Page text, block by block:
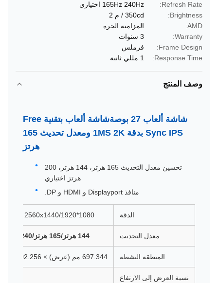
Refresh Rate:
165Hz 240Hz اختياري
Brightness:
350cd / م 2
AMD:
المزامنة الحرة
Warranty:
3 سنوات
Frame Design:
فرملس
Response Time:
1 مللي ثانية
وصف المنتج
شاشة ألعاب 27 بوصة
شاشة ألعاب بتقنية Free
Sync IPS بدقة 1MS 2K ومعدل تحديث 165
هرتز
تحسين معدل التحديث 165 هرتز، 144 هرتز، 200
هرتز اختياري
منافذ Displayport و HDMI و DP.
الدقة 2560x1440/1920*1080 بكسل اختياري
معدل التحديث 144 هرتز/165 هرتز/240 هرتز اختياري
المنطقة النشطة 697.344 مم (عرض) × 392.256 مم (ارتفاع)
نسبة العرض إلى الارتفاع